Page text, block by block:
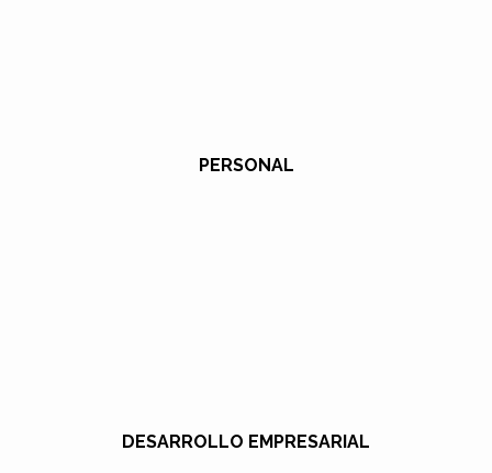
PERSONAL
DESARROLLO EMPRESARIAL